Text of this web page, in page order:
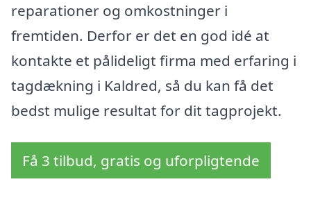
reparationer og omkostninger i
fremtiden. Derfor er det en god idé at
kontakte et pålideligt firma med erfaring i
tagdækning i Kaldred, så du kan få det
bedst mulige resultat for dit tagprojekt.
Få 3 tilbud, gratis og uforpligtende